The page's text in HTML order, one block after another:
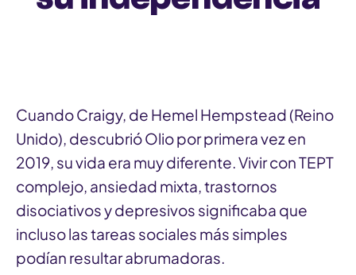
Cuando Craigy, de Hemel Hempstead (Reino
Unido), descubrió Olio por primera vez en
2019, su vida era muy diferente. Vivir con TEPT
complejo, ansiedad mixta, trastornos
disociativos y depresivos significaba que
incluso las tareas sociales más simples
podían resultar abrumadoras.